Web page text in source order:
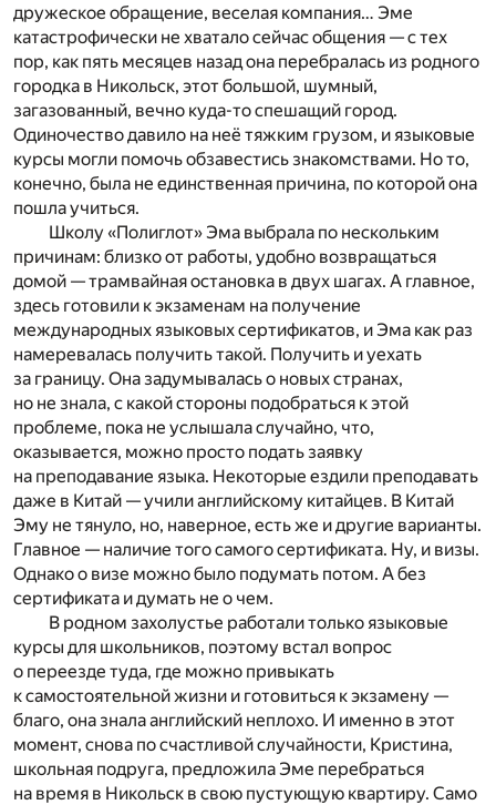
дружеское обращение, веселая компания… Эме
катастрофически не хватало сейчас общения — с тех
пор, как пять месяцев назад она перебралась из родного
городка в Никольск, этот большой, шумный,
загазованный, вечно куда-то спешащий город.
Одиночество давило на неё тяжким грузом, и языковые
курсы могли помочь обзавестись знакомствами. Но то,
конечно, была не единственная причина, по которой она
пошла учиться.
Школу «Полиглот» Эма выбрала по нескольким
причинам: близко от работы, удобно возвращаться
домой — трамвайная остановка в двух шагах. А главное,
здесь готовили к экзаменам на получение
международных языковых сертификатов, и Эма как раз
намеревалась получить такой. Получить и уехать
за границу. Она задумывалась о новых странах,
но не знала, с какой стороны подобраться к этой
проблеме, пока не услышала случайно, что,
оказывается, можно просто подать заявку
на преподавание языка. Некоторые ездили преподавать
даже в Китай — учили английскому китайцев. В Китай
Эму не тянуло, но, наверное, есть же и другие варианты.
Главное — наличие того самого сертификата. Ну, и визы.
Однако о визе можно было подумать потом. А без
сертификата и думать не о чем.
В родном захолустье работали только языковые
курсы для школьников, поэтому встал вопрос
о переезде туда, где можно привыкать
к самостоятельной жизни и готовиться к экзамену —
благо, она знала английский неплохо. И именно в этот
момент, снова по счастливой случайности, Кристина,
школьная подруга, предложила Эме перебраться
на время в Никольск в свою пустующую квартиру. Само